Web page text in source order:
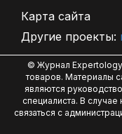
Карта сайта
Другие проекты:
© Журнал Expertology
товаров. Материалы
являются
специалиста. В
связаться с